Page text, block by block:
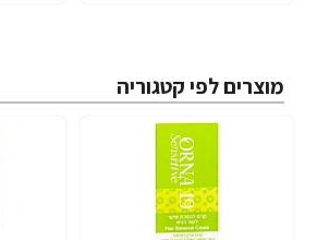
מוצרים לפי קטגוריה